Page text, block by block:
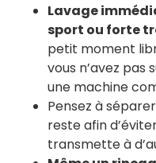
Lavage
sport ou forte
petit moment
vous n’avez pas
une machine
Pensez à
reste afin
transmette à